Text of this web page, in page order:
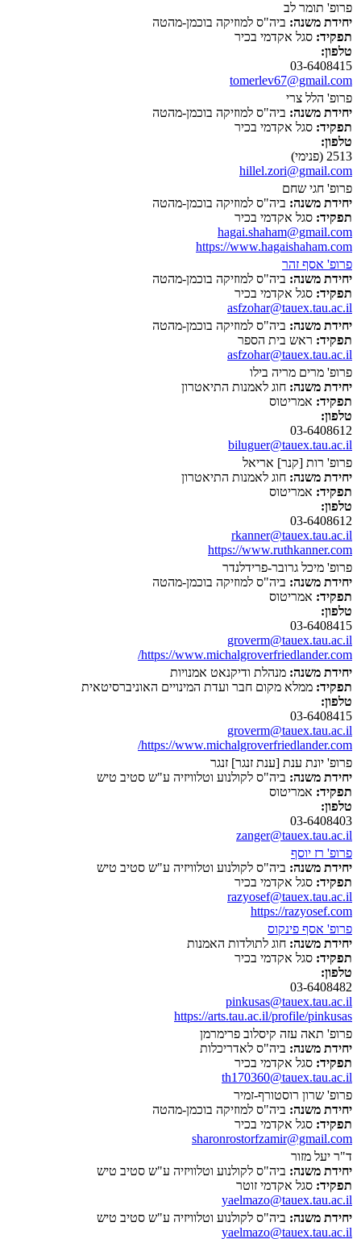
פרופ' תומר לב
יחידת משנה: ביה"ס למוזיקה בוכמן-מהטה
תפקיד: סגל אקדמי בכיר
טלפון:
03-6408415
tomerlev67@gmail.com
פרופ' הלל צרי
יחידת משנה: ביה"ס למוזיקה בוכמן-מהטה
תפקיד: סגל אקדמי בכיר
טלפון:
2513 (פנימי)
hillel.zori@gmail.com
פרופ' חגי שחם
יחידת משנה: ביה"ס למוזיקה בוכמן-מהטה
תפקיד: סגל אקדמי בכיר
hagai.shaham@gmail.com
https://www.hagaishaham.com
פרופ' אסף זהר
יחידת משנה: ביה"ס למוזיקה בוכמן-מהטה
תפקיד: סגל אקדמי בכיר
asfzohar@tauex.tau.ac.il
יחידת משנה: ביה"ס למוזיקה בוכמן-מהטה
תפקיד: ראש בית הספר
asfzohar@tauex.tau.ac.il
פרופ' מרים מריה בילו
יחידת משנה: חוג לאמנות התיאטרון
תפקיד: אמריטוס
טלפון:
03-6408612
biluguer@tauex.tau.ac.il
פרופ' רות [קנר] אריאל
יחידת משנה: חוג לאמנות התיאטרון
תפקיד: אמריטוס
טלפון:
03-6408612
rkanner@tauex.tau.ac.il
https://www.ruthkanner.com
פרופ' מיכל גרובר-פרידלנדר
יחידת משנה: ביה"ס למוזיקה בוכמן-מהטה
תפקיד: אמריטוס
טלפון:
03-6408415
groverm@tauex.tau.ac.il
https://www.michalgroverfriedlander.com/
יחידת משנה: מנהלת ודיקנאט אמנויות
תפקיד: ממלא מקום חבר ועדת המינויים האוניברסיטאית
טלפון:
03-6408415
groverm@tauex.tau.ac.il
https://www.michalgroverfriedlander.com/
פרופ' יונת ענת [ענת זנגר] זנגר
יחידת משנה: ביה"ס לקולנוע וטלוויזיה ע"ש סטיב טיש
תפקיד: אמריטוס
טלפון:
03-6408403
zanger@tauex.tau.ac.il
פרופ' רז יוסף
יחידת משנה: ביה"ס לקולנוע וטלוויזיה ע"ש סטיב טיש
תפקיד: סגל אקדמי בכיר
razyosef@tauex.tau.ac.il
https://razyosef.com
פרופ' אסף פינקוס
יחידת משנה: חוג לתולדות האמנות
תפקיד: סגל אקדמי בכיר
טלפון:
03-6408482
pinkusas@tauex.tau.ac.il
https://arts.tau.ac.il/profile/pinkusas
פרופ' תאה עזה קיסלוב פרימרמן
יחידת משנה: ביה"ס לאדריכלות
תפקיד: סגל אקדמי בכיר
th170360@tauex.tau.ac.il
פרופ' שרון רוסטורף-זמיר
יחידת משנה: ביה"ס למוזיקה בוכמן-מהטה
תפקיד: סגל אקדמי בכיר
sharonrostorfzamir@gmail.com
ד"ר יעל מזור
יחידת משנה: ביה"ס לקולנוע וטלוויזיה ע"ש סטיב טיש
תפקיד: סגל אקדמי זוטר
yaelmazo@tauex.tau.ac.il
יחידת משנה: ביה"ס לקולנוע וטלוויזיה ע"ש סטיב טיש
yaelmazo@tauex.tau.ac.il